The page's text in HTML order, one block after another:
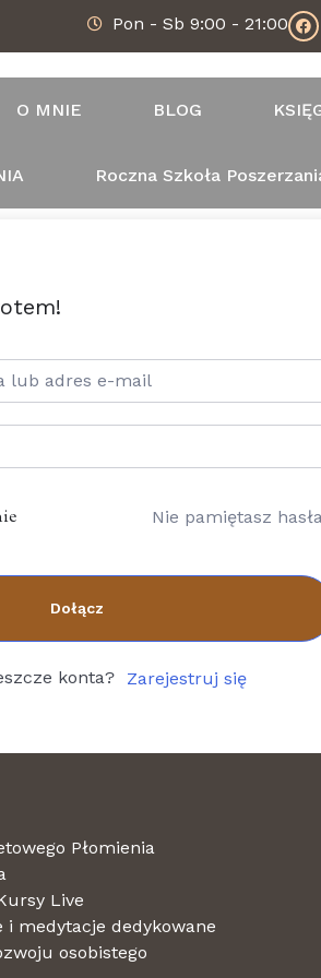
Pon - Sb 9:00 - 21:00
O MNIE BLOG
Roczna Szkoła
Nie pamiętasz
Dołącz
konta? Zarejestruj się
Płomienia
Live
i medytacje dedykowane
osobistego